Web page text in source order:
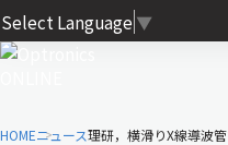
Select Language ▼
HOMEニュース理研，横滑りX線導波